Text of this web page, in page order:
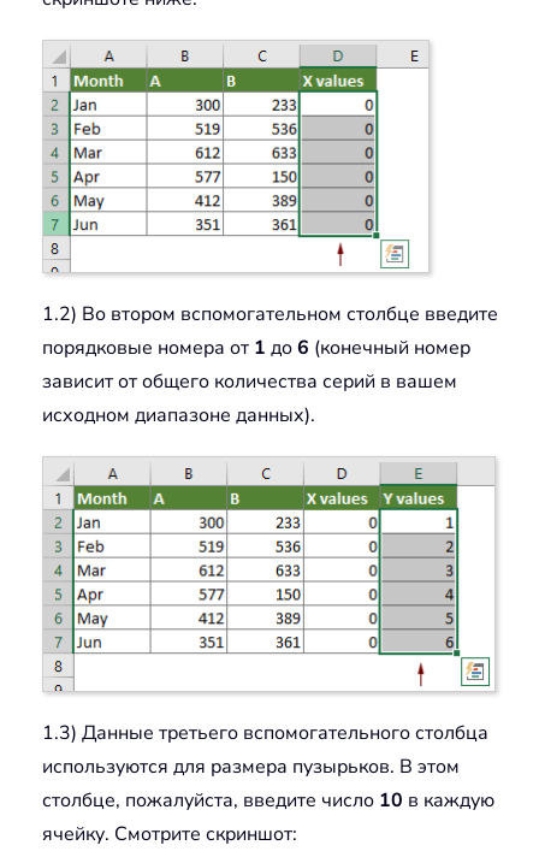
1.2) Во втором вспомогательном столбце введите
порядковые номера от 1 до6 (конечный номер
зависит от общего количества серий в вашем
исходном диапазоне данных).
1.3) Данные третьего вспомогательного столбца
используются для размера пузырьков. В этом
столбце, пожалуйста, введите число 10 в каждую
ячейку. Смотрите скриншот: